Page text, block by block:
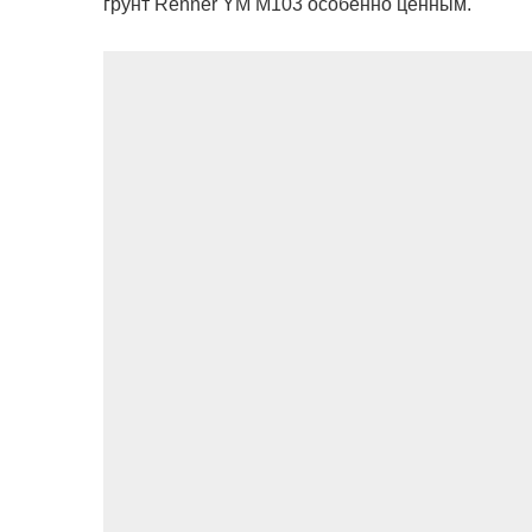
грунт Renner YМ М103 особенно ценным.